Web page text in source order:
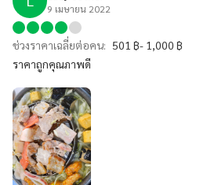
9 เมษายน 2022
ช่วงราคาเฉลี่ยต่อคน: 501 ฿- 1,000 ฿
ราคาถูกคุณภาพดี